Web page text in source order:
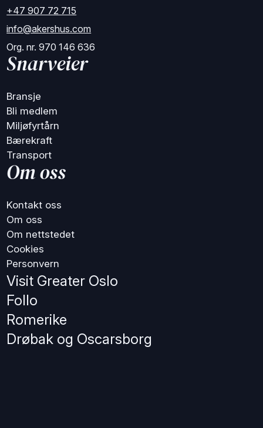
+47 907 72 715
info@akershus.com
Org. nr. 970 146 636
Snarveier
Bransje
Bli medlem
Miljøfyrtårn
Bærekraft
Transport
Om oss
Kontakt oss
Om oss
Om nettstedet
Cookies
Personvern
Visit Greater Oslo
Follo
Romerike
Drøbak og Oscarsborg